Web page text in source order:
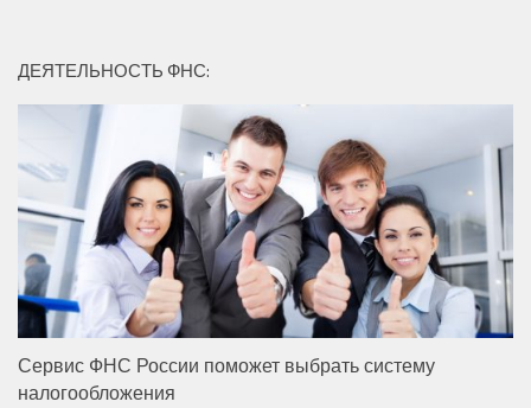
ДЕЯТЕЛЬНОСТЬ ФНС:
Сервис ФНС России поможет выбрать систему
налогообложения